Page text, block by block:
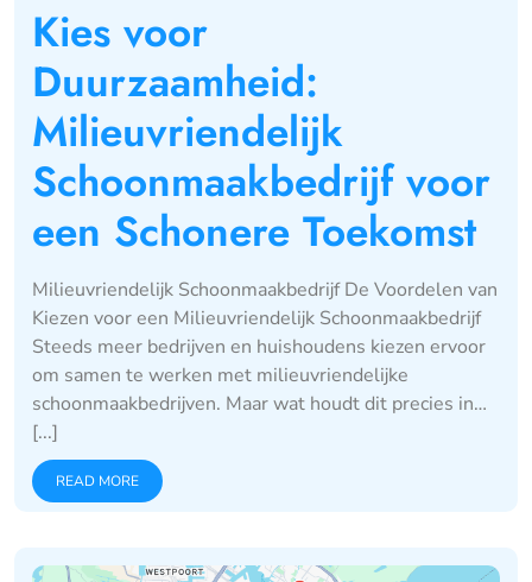
Kies voor
Duurzaamheid:
Milieuvriendelijk
Schoonmaakbedrijf voor
een Schonere Toekomst
Milieuvriendelijk Schoonmaakbedrijf De Voordelen van
Kiezen voor een Milieuvriendelijk Schoonmaakbedrijf
Steeds meer bedrijven en huishoudens kiezen ervoor
om samen te werken met milieuvriendelijke
schoonmaakbedrijven. Maar wat houdt dit precies in…
[...]
READ MORE